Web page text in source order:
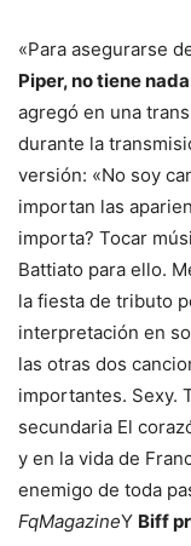
«Para asegurarse
Piper, no tiene
agregó en una
durante la
versión: «No soy
importan las
importa? Tocar
Battiato para ello.
la fiesta de tributo
interpretación en
las otras dos
importantes. Sexy.
secundaria El
y en la vida de
enemigo de toda
FqMagazineY Biff